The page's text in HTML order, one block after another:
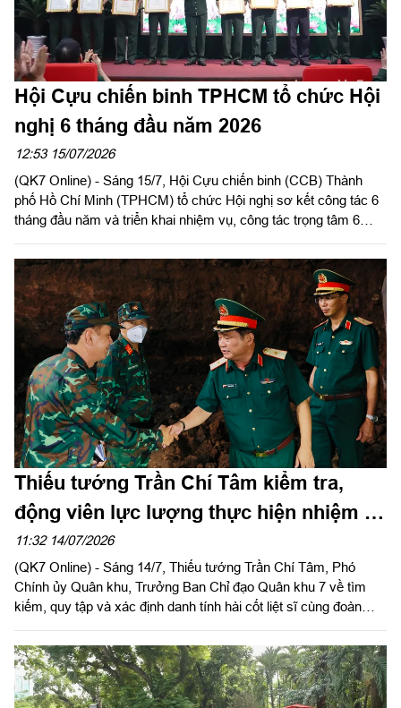
Hội Cựu chiến binh TPHCM tổ chức Hội
nghị 6 tháng đầu năm 2026
12:53 15/07/2026
(QK7 Online) - Sáng 15/7, Hội Cựu chiến binh (CCB) Thành
phố Hồ Chí Minh (TPHCM) tổ chức Hội nghị sơ kết công tác 6
tháng đầu năm và triển khai nhiệm vụ, công tác trọng tâm 6
Chủ tịch Hội CCB Việt Nam, Phó Chủ tịch Ủy ban MTTQ Việt
Nam TPHCM, Chủ tịch Hội CCB TPHCM chủ trì hội nghị.
Thiếu tướng Trần Chí Tâm kiểm tra,
động viên lực lượng thực hiện nhiệm vụ
tại Công viên Lê Thị Riêng
11:32 14/07/2026
(QK7 Online) - Sáng 14/7, Thiếu tướng Trần Chí Tâm, Phó
Chính ủy Quân khu, Trưởng Ban Chỉ đạo Quân khu 7 về tìm
kiếm, quy tập và xác định danh tính hài cốt liệt sĩ cùng đoàn
Công viên Lê Thị Riêng.